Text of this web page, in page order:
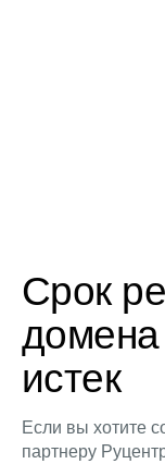
Срок
истек
Если вы хотите
партнеру